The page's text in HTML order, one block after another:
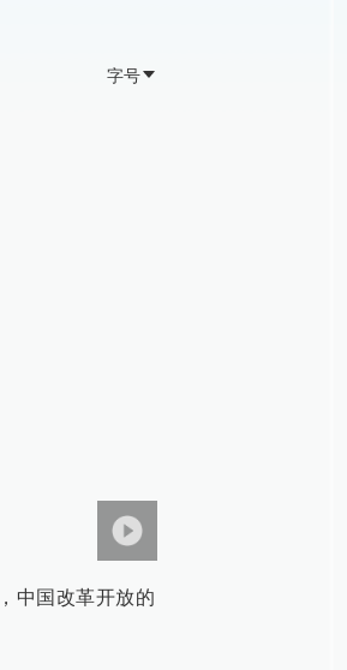
字号
中国改革开放的